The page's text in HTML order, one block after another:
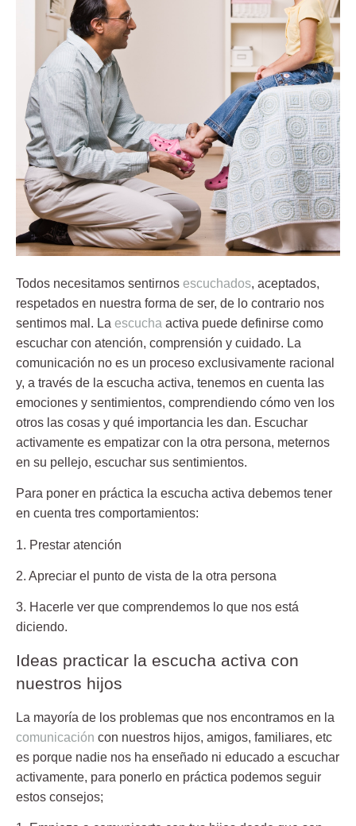
Todos necesitamos sentirnos escuchados, aceptados,
respetados en nuestra forma de ser, de lo contrario nos
sentimos mal. La escucha activa puede definirse como
escuchar con atención, comprensión y cuidado. La
comunicación no es un proceso exclusivamente racional
y, a través de la escucha activa, tenemos en cuenta las
emociones y sentimientos, comprendiendo cómo ven los
otros las cosas y qué importancia les dan. Escuchar
activamente es empatizar con la otra persona, meternos
en su pellejo, escuchar sus sentimientos.
Para poner en práctica la escucha activa debemos tener
en cuenta tres comportamientos:
1. Prestar atención
2. Apreciar el punto de vista de la otra persona
3. Hacerle ver que comprendemos lo que nos está
diciendo.
Ideas practicar la escucha activa con
nuestros hijos
La mayoría de los problemas que nos encontramos en la
comunicación con nuestros hijos, amigos, familiares, etc
es porque nadie nos ha enseñado ni educado a escuchar
activamente, para ponerlo en práctica podemos seguir
estos consejos;